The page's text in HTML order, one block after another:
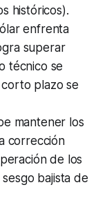
históricos).
enfrenta
superar
técnico se
corto plazo se
mantener los
corrección
de los
bajista de